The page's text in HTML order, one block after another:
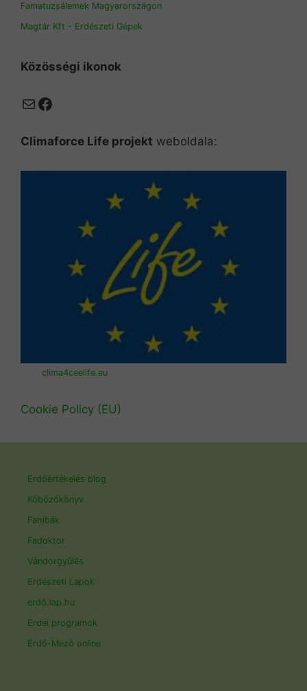
Famatuzsálemek Magyarországon
Magtár Kft - Erdészeti Gépek
Közösségi ikonok
MailFacebook
Climaforce Life projekt weboldala:
clima4ceelife.eu
Cookie Policy (EU)
Erdőértékelés blog
Köbözőkönyv
Fahibák
Fadoktor
Vándorgyűlés
Erdészeti Lapok
erdő.lap.hu
Erdei programok
Erdő-Mező online